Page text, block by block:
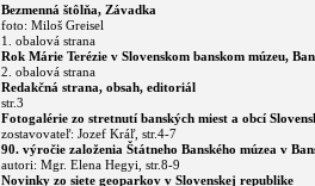
Bezmenná štôlňa, Závadka
foto: Miloš Greisel
1. obalová strana
Rok Márie Terézie v Slovenskom banskom múzeu,
2. obalová strana
Redakčná strana, obsah, editoriál
str.3
Fotogalérie zo stretnutí banských miest a obcí
zostavovateľ: Jozef Kráľ, str.4-7
90. výročie založenia Štátneho Banského múzea v
autori: Mgr. Elena Hegyi, str.8-9
Novinky zo siete geoparkov v Slovenskej republike